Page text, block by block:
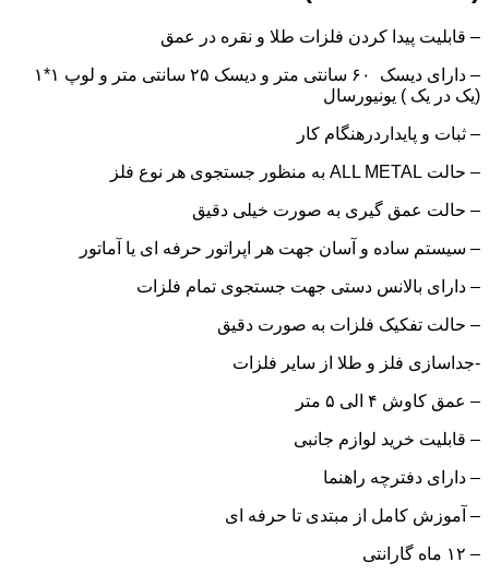
– قابلیت پیدا کردن فلزات طلا و نقره در عمق
– دارای دیسک ۶۰ سانتی متر و دیسک ۲۵ سانتی متر و لوپ ۱*۱
(یک در یک ) یونیورسال
– ثبات و پایداردرهنگام کار
– حالت ALL METAL به منظور جستجوی هر نوع فلز
– حالت عمق گیری به صورت خیلی دقیق
– سیستم ساده و آسان جهت هر اپراتور حرفه ای یا آماتور
– دارای بالانس دستی جهت جستجوی تمام فلزات
– حالت تفکیک فلزات به صورت دقیق
-جداسازی فلز و طلا از سایر فلزات
– عمق کاوش ۴ الی ۵ متر
– قابلیت خرید لوازم جانبی
– دارای دفترچه راهنما
– آموزش کامل از مبتدی تا حرفه ای
– ۱۲ ماه گارانتی